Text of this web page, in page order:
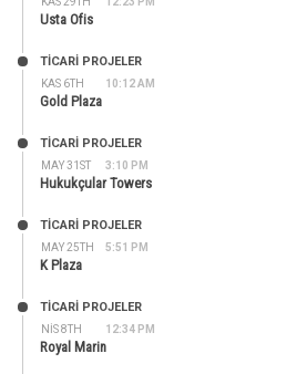
Usta Ofis
KAS 6TH 10:12 AM
TİCARİ PROJELER
Gold Plaza
MAY 31ST 3:10 PM
TİCARİ PROJELER
Hukukçular Towers
MAY 25TH 5:51 PM
TİCARİ PROJELER
K Plaza
NIS 8TH 12:34 PM
TİCARİ PROJELER
Royal Marin